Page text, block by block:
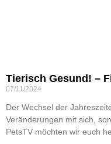
Tierisch Gesund! –
07/11/2024
Der Wechsel der
Veränderungen mit sich,
PetsTV möchten wir euch